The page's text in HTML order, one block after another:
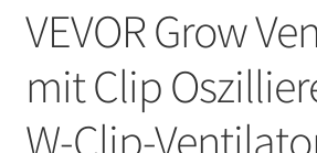
VEVOR Grow
mit Clip
W-Clip-